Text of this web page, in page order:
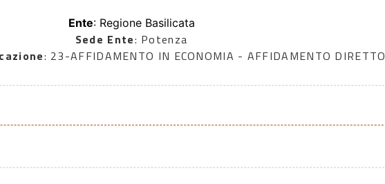
Ente: Regione Basilicata
Sede Ente: Potenza
: 23-AFFIDAMENTO IN ECONOMIA - AFFIDAMENTO DIRETTO